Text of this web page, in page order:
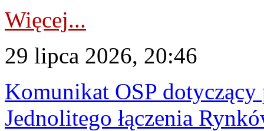
Więcej...
29 lipca 2026, 20:46
Komunikat OSP
Jednolitego łączenia